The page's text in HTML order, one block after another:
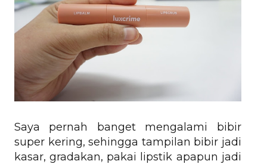
Saya pernah banget mengalami bibir
super kering, sehingga tampilan bibir jadi
kasar, gradakan, pakai lipstik apapun jadi